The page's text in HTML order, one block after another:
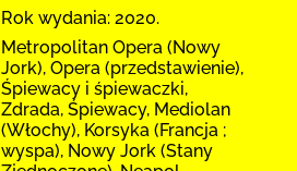
Rok wydania: 2020.
Metropolitan Opera (Nowy
Jork), Opera (przedstawienie),
Śpiewacy i śpiewaczki,
Zdrada, Śpiewacy, Mediolan
(Włochy), Korsyka (Francja ;
wyspa), Nowy Jork (Stany